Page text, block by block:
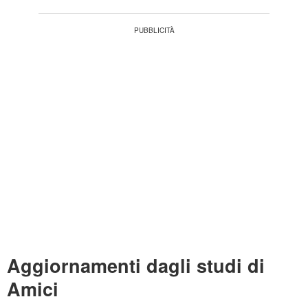
Aggiornamenti dagli studi di
Amici